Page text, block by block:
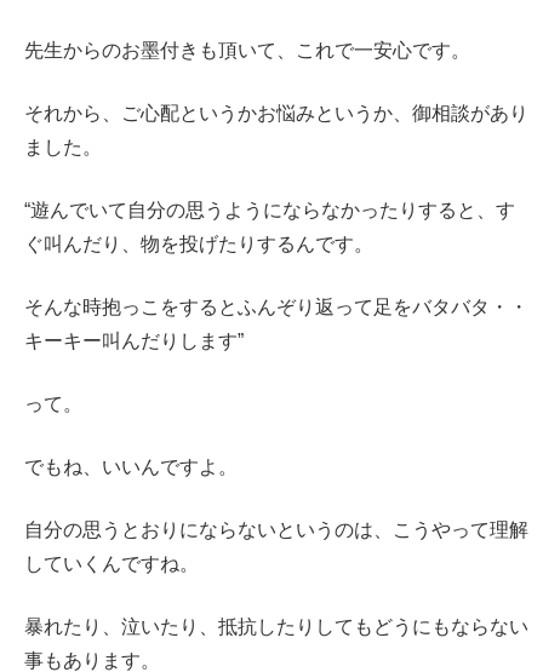
先生からのお墨付きも頂いて、これで一安心です。
それから、ご心配というかお悩みというか、御相談があり
ました。
“遊んでいて自分の思うようにならなかったりすると、す
ぐ叫んだり、物を投げたりするんです。
そんな時抱っこをするとふんぞり返って足をバタバタ・・
キーキー叫んだりします”
って。
でもね、いいんですよ。
自分の思うとおりにならないというのは、こうやって理解
していくんですね。
暴れたり、泣いたり、抵抗したりしてもどうにもならない
事もあります。